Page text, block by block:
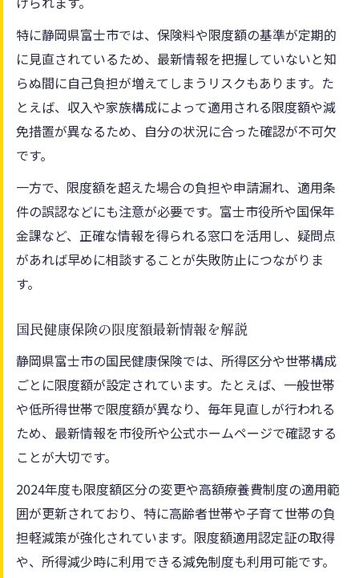
特に静岡県富士市では、保険料や限度額の基準が定期的
に見直されているため、最新情報を把握していないと知
らぬ間に自己負担が増えてしまうリスクもあります。た
とえば、収入や家族構成によって適用される限度額や減
免措置が異なるため、自分の状況に合った確認が不可欠
です。
一方で、限度額を超えた場合の負担や申請漏れ、適用条
件の誤認などにも注意が必要です。富士市役所や国保年
金課など、正確な情報を得られる窓口を活用し、疑問点
があれば早めに相談することが失敗防止につながりま
す。
国民健康保険の限度額最新情報を解説
静岡県富士市の国民健康保険では、所得区分や世帯構成
ごとに限度額が設定されています。たとえば、一般世帯
や低所得世帯で限度額が異なり、毎年見直しが行われる
ため、最新情報を市役所や公式ホームページで確認する
ことが大切です。
2024年度も限度額区分の変更や高額療養費制度の適用範
囲が更新されており、特に高齢者世帯や子育て世帯の負
担軽減策が強化されています。限度額適用認定証の取得
や、所得減少時に利用できる減免制度も利用可能です。